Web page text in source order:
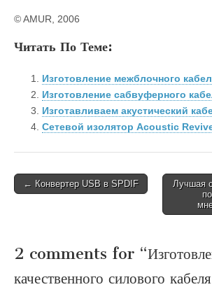
© AMUR, 2006
Читать По Теме:
Изготовление межблочного
Изготовление сабвуферного
Изготавливаем акустический
Сетевой изолятор Acoustic
Post
← Конвертер USB в SPDIF
Лучшая
2 comments for “
качественного силового кабеля